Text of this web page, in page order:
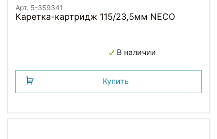
Арт. 5-359341
Каретка-картридж 115/23,5мм NECO
В наличии
Купить